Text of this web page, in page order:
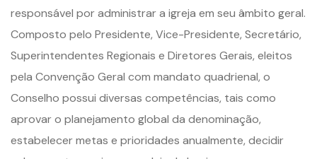
responsável por administrar a igreja em seu âmbito geral.
Composto pelo Presidente, Vice-Presidente, Secretário,
Superintendentes Regionais e Diretores Gerais, eleitos
pela Convenção Geral com mandato quadrienal, o
Conselho possui diversas competências, tais como
aprovar o planejamento global da denominação,
estabelecer metas e prioridades anualmente, decidir